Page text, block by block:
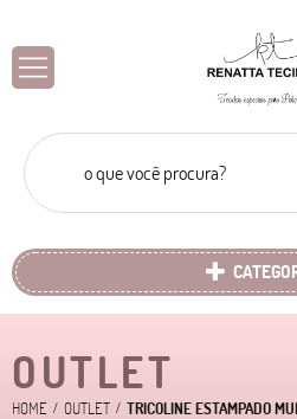
OUTLET
HOME OUTLET TRICOLINE ESTAMPADO